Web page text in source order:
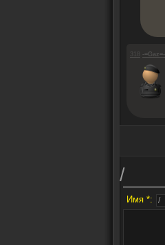
-=Gaz=-
/
Имя *: